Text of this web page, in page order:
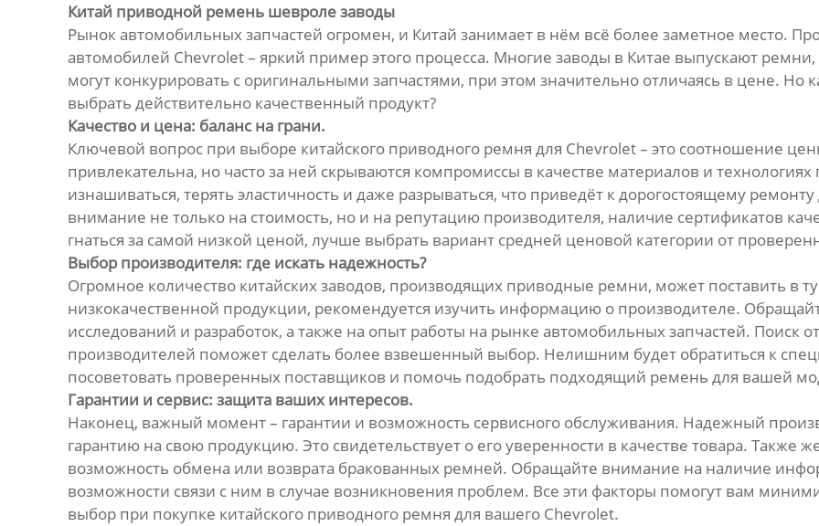
Китай приводной ремень шевроле заводы
Рынок автомобильных запчастей огромен, и Китай занимает в нём всё более заметное место.
автомобилей Chevrolet – яркий пример этого процесса. Многие заводы в Китае выпускают ремни,
могут конкурировать с оригинальными запчастями, при этом значительно отличаясь в цене. Но
выбрать действительно качественный продукт?
Качество и цена: баланс на грани.
Ключевой вопрос при выборе китайского приводного ремня для Chevrolet – это соотношение
привлекательна, но часто за ней скрываются компромиссы в качестве материалов и
изнашиваться, терять эластичность и даже разрываться, что приведёт к дорогостоящему
внимание не только на стоимость, но и на репутацию производителя, наличие сертификатов
гнаться за самой низкой ценой, лучше выбрать вариант средней ценовой категории от
Выбор производителя: где искать надежность?
Огромное количество китайских заводов, производящих приводные ремни, может поставить в
низкокачественной продукции, рекомендуется изучить информацию о производителе.
исследований и разработок, а также на опыт работы на рынке автомобильных запчастей. Поиск
производителей поможет сделать более взвешенный выбор. Нелишним будет обратиться к
посоветовать проверенных поставщиков и помочь подобрать подходящий ремень для вашей
Гарантии и сервис: защита ваших интересов.
Наконец, важный момент – гарантии и возможность сервисного обслуживания. Надежный
гарантию на свою продукцию. Это свидетельствует о его уверенности в качестве товара. Также
возможность обмена или возврата бракованных ремней. Обращайте внимание на наличие
возможности связи с ним в случае возникновения проблем. Все эти факторы помогут вам
выбор при покупке китайского приводного ремня для вашего Chevrolet.